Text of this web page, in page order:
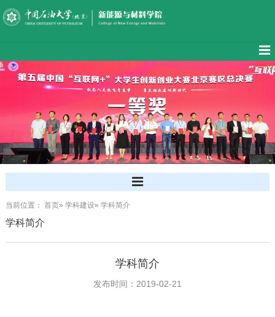
当前位置： 首页» 学科建设» 学科简介
学科简介
学科简介
发布时间：2019-02-21